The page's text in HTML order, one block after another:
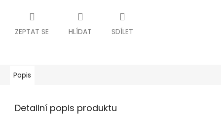
ZEPTAT SE HLÍDAT SDÍLET
Popis
Detailní popis produktu